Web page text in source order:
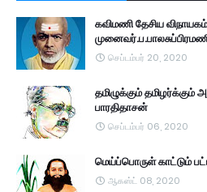
கவிமணி தேசிய
செப்டம்பர் 20, 2020
தமிழுக்கும் தமிழர்க்கும்
பாரதிதாசன்
செப்டம்பர் 06, 2020
மெய்ப்பொருள் காட்டும்
ஆகஸ்ட் 08, 2020